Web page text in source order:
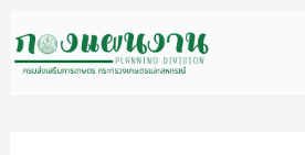
to
content